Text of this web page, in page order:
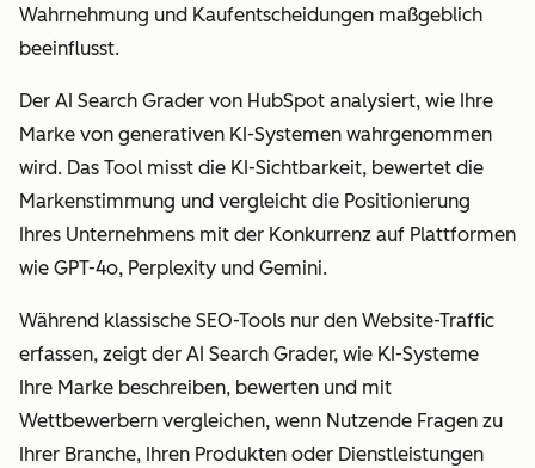
Wahrnehmung und Kaufentscheidungen maßgeblich
beeinflusst.
Der AI Search Grader von HubSpot analysiert, wie Ihre
Marke von generativen KI-Systemen wahrgenommen
wird. Das Tool misst die KI-Sichtbarkeit, bewertet die
Markenstimmung und vergleicht die Positionierung
Ihres Unternehmens mit der Konkurrenz auf Plattformen
wie GPT-4o, Perplexity und Gemini.
Während klassische SEO-Tools nur den Website-Traffic
erfassen, zeigt der AI Search Grader, wie KI-Systeme
Ihre Marke beschreiben, bewerten und mit
Wettbewerbern vergleichen, wenn Nutzende Fragen zu
Ihrer Branche, Ihren Produkten oder Dienstleistungen